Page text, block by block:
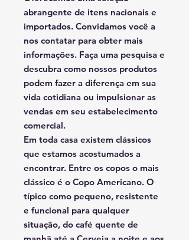
abrangente de itens nacionais e
importados. Convidamos você a
nos contatar para obter mais
informações. Faça uma pesquisa e
descubra como nossos produtos
podem fazer a diferença em sua
vida cotidiana ou impulsionar as
vendas em seu estabelecimento
comercial.
Em toda casa existem clássicos
que estamos acostumados a
encontrar. Entre os copos o mais
clássico é o Copo Americano. O
típico como pequeno, resistente
e funcional para qualquer
situação, do café quente de